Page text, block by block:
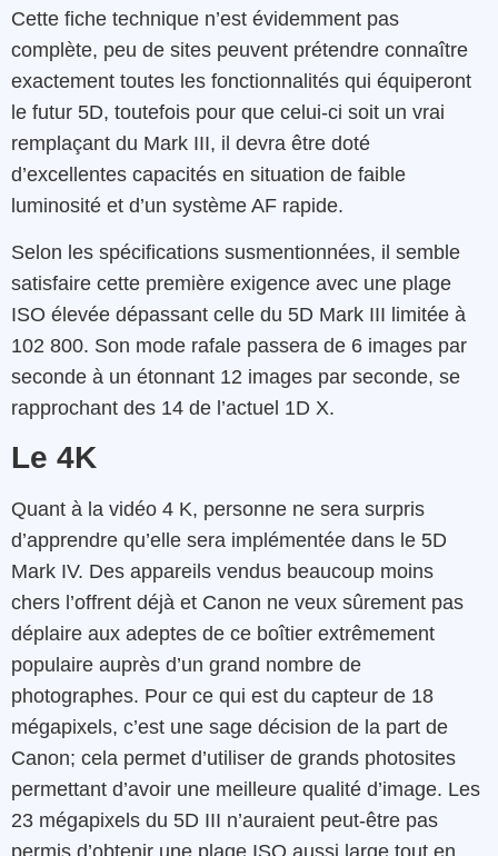
Cette fiche technique n’est évidemment pas
complète, peu de sites peuvent prétendre connaître
exactement toutes les fonctionnalités qui équiperont
le futur 5D, toutefois pour que celui-ci soit un vrai
remplaçant du Mark III, il devra être doté
d’excellentes capacités en situation de faible
luminosité et d’un système AF rapide.
Selon les spécifications susmentionnées, il semble
satisfaire cette première exigence avec une plage
ISO élevée dépassant celle du 5D Mark III limitée à
102 800. Son mode rafale passera de 6 images par
seconde à un étonnant 12 images par seconde, se
rapprochant des 14 de l’actuel 1D X.
Le 4K
Quant à la vidéo 4 K, personne ne sera surpris
d’apprendre qu’elle sera implémentée dans le 5D
Mark IV. Des appareils vendus beaucoup moins
chers l’offrent déjà et Canon ne veux sûrement pas
déplaire aux adeptes de ce boîtier extrêmement
populaire auprès d’un grand nombre de
photographes. Pour ce qui est du capteur de 18
mégapixels, c’est une sage décision de la part de
Canon; cela permet d’utiliser de grands photosites
permettant d’avoir une meilleure qualité d’image. Les
23 mégapixels du 5D III n’auraient peut-être pas